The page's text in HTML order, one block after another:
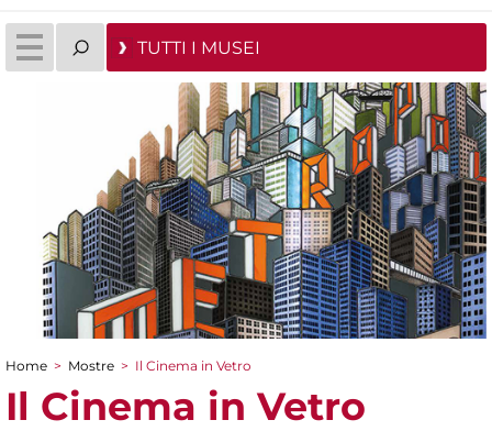
TUTTI I MUSEI
Tu sei qui
Home > Mostre > Il Cinema in Vetro
Il Cinema in Vetro